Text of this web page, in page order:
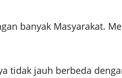
banyak Masyarakat.
tidak jauh berbeda